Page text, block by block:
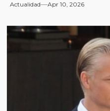
Actualidad Apr 10, 2026